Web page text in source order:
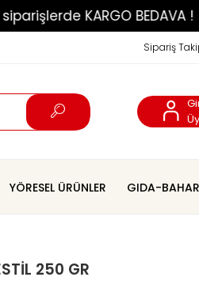
KARGO BEDAVA !
Sipariş
YÖRESEL ÜRÜNLER GIDA-
250 GR